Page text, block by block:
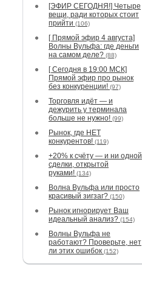
[ЭФИР СЕГОДНЯ!] Четыре
вещи, ради которых стоит
прийти (106)
[ Прямой эфир 4 августа]
Волны Вульфа: где деньги
на самом деле? (88)
[ Сегодня в 19:00 МСК]
Прямой эфир про рынок
без конкуренции! (97)
Торговля идёт — и
дежурить у терминала
больше не нужно! (99)
Рынок, где НЕТ
конкурентов! (119)
+20% к счёту — и ни одной
сделки, открытой
руками! (134)
Волна Вульфа или просто
красивый зигзаг? (150)
Рынок игнорирует Ваш
идеальный анализ? (154)
Волны Вульфа не
работают? Проверьте, нет
ли этих ошибок (152)